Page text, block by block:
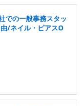
での一般事務スタッ
/ネイル・ピアスO